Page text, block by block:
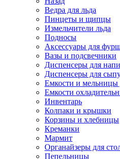
Ведра для льда
Пинцеты и щипцы
Измельчители льда
Подносы
Аксессуары для
Вазы и подсвечники
Диспенсеры для
Диспенсеры для
Емкости и мельницы
Емкости
Инвентарь
Колпаки и крышки
Корзины и хлебницы
Креманки
Мармит
Органайзеры для
Пепельницы